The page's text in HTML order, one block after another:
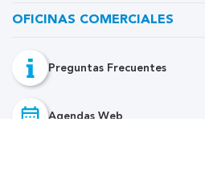
OFICINAS COMERCIALES
Preguntas Frecuentes
Agendas Web